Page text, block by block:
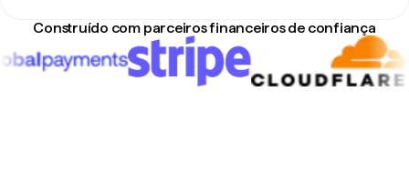
Construído com parceiros financeiros de confiança